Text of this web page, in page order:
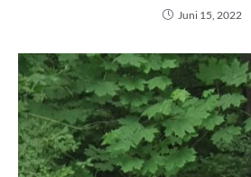
Juni 15, 2022